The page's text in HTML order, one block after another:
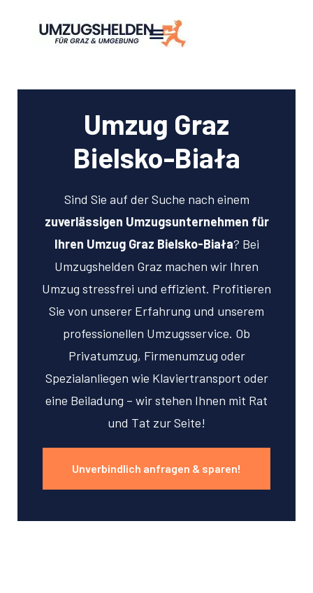
Umzug Graz
Bielsko-Biała
Sind Sie auf der Suche nach einem
zuverlässigen Umzugsunternehmen für
Ihren Umzug Graz Bielsko-Biała? Bei
Umzugshelden Graz machen wir Ihren
Umzug stressfrei und effizient. Profitieren
Sie von unserer Erfahrung und unserem
professionellen Umzugsservice. Ob
Privatumzug, Firmenumzug oder
Spezialanliegen wie Klaviertransport oder
eine Beiladung – wir stehen Ihnen mit Rat
und Tat zur Seite!
Unverbindlich anfragen & sparen!